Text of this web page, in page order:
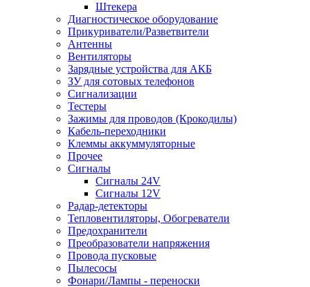
Штекера
Диагностическое оборудование
Прикуриватели/Разветвители
Антенны
Вентиляторы
Зарядные устройства для АКБ
ЗУ для сотовых телефонов
Сигнализации
Тестеры
Зажимы для проводов (Крокодилы)
Кабель-переходники
Клеммы аккуммуляторные
Прочее
Сигналы
Сигналы 24V
Сигналы 12V
Радар-детекторы
Тепловентиляторы, Обогреватели
Предохранители
Преобразователи напряжения
Провода пусковые
Пылесосы
Фонари/Лампы - переноски